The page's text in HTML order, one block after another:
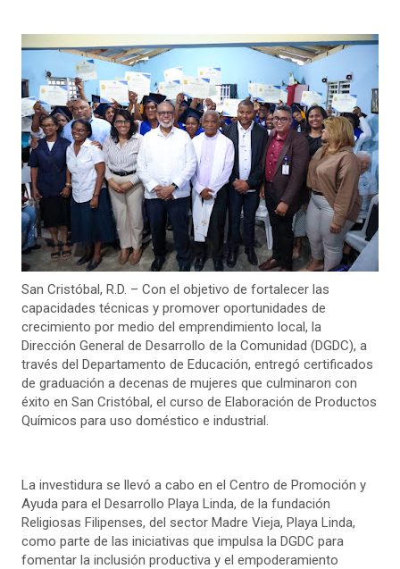
San Cristóbal, R.D. – Con el objetivo de fortalecer las
capacidades técnicas y promover oportunidades de
crecimiento por medio del emprendimiento local, la
Dirección General de Desarrollo de la Comunidad (DGDC), a
través del Departamento de Educación, entregó certificados
de graduación a decenas de mujeres que culminaron con
éxito en San Cristóbal, el curso de Elaboración de Productos
Químicos para uso doméstico e industrial.
La investidura se llevó a cabo en el Centro de Promoción y
Ayuda para el Desarrollo Playa Linda, de la fundación
Religiosas Filipenses, del sector Madre Vieja, Playa Linda,
como parte de las iniciativas que impulsa la DGDC para
fomentar la inclusión productiva y el empoderamiento